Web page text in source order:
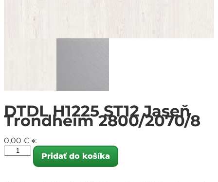
DTDL H1225 ST12 Jaseň
Trondheim 2800/2070/8
0,00 € €
Pridať do košíka